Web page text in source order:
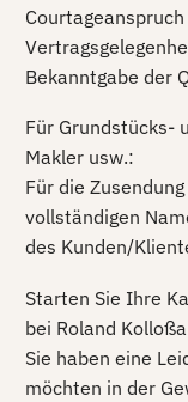
Bekanntgabe der
Für Grundstücks-
Makler usw.:
Für die
vollständigen
des Kunden/
Starten Sie Ihre
bei Roland
Sie haben eine
möchten in der